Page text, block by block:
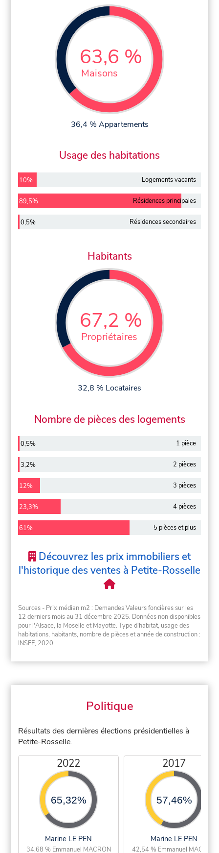
63,6 %
Maisons
36,4 % Appartements
Usage des habitations
10% Logements vacants
89,5% Résidences principales
0,5% Résidences secondaires
Habitants
67,2 %
Propriétaires
32,8 % Locataires
Nombre de pièces des logements
0,5% 1 pièce
3,2% 2 pièces
12% 3 pièces
23,3% 4 pièces
61% 5 pièces et plus
Découvrez les prix immobiliers et
l'historique des ventes à Petite-Rosselle
Sources - Prix médian m2 : Demandes Valeurs foncières sur les
12 derniers mois au 31 décembre 2025. Données non disponibles
pour l'Alsace, la Moselle et Mayotte. Type d'habitat, usage des
habitations, habitants, nombre de pièces et année de construction :
INSEE, 2020.
Politique
Résultats des dernières élections présidentielles à
Petite-Rosselle.
2022
65,32%
Marine LE PEN
34,68 % Emmanuel MACRON
2017
57,46%
Marine LE PEN
42,54 % Emmanuel MACRON